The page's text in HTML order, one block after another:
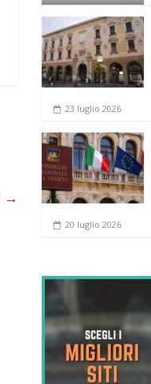
→
k
n di
23 luglio 2026
20 luglio 2026